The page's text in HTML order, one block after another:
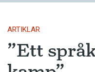
ARTIKLAR
”Ett